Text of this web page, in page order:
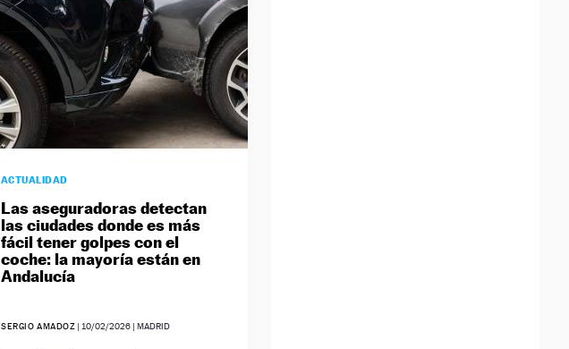
ACTUALIDAD
Las aseguradoras detectan
las ciudades donde es más
fácil tener golpes con el
coche: la mayoría están en
Andalucía
SERGIO AMADOZ | 10/02/2026 | MADRID